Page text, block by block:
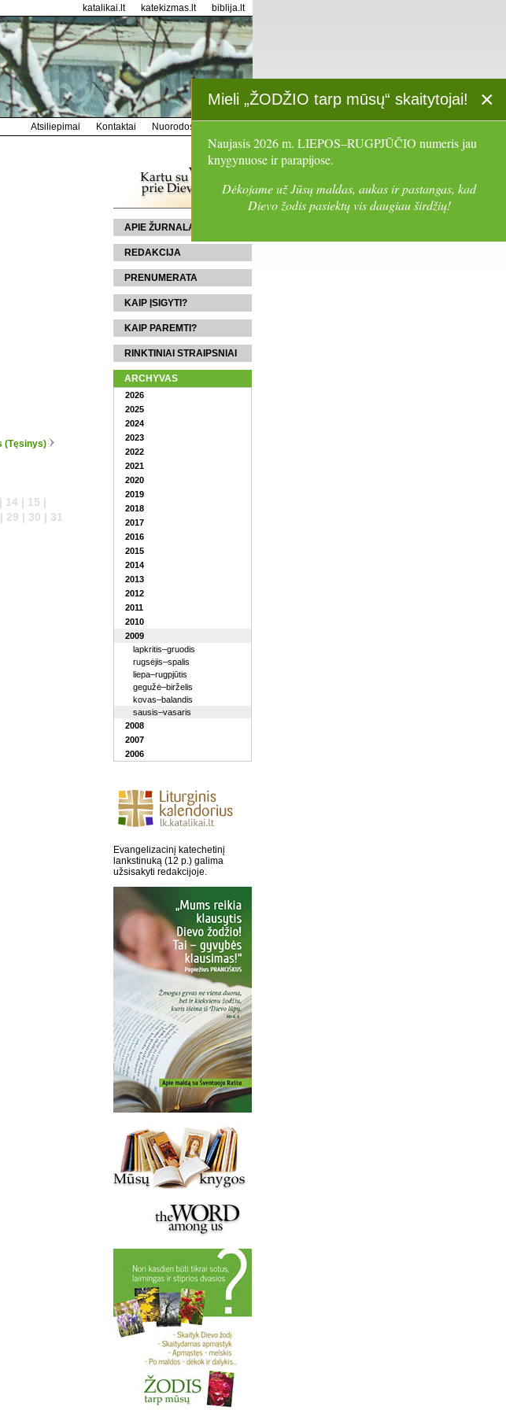
katalikai.lt katekizmas.lt biblija.lt
Atsiliepimai Kontaktai Nuorodos
(Tęsinys)
14 | 15 |
29 | 30 | 31
APIE ŽURNALĄ
REDAKCIJA
PRENUMERATA
KAIP ĮSIGYTI?
KAIP PAREMTI?
RINKTINIAI STRAIPSNIAI
ARCHYVAS
2026
2025
2024
2023
2022
2021
2020
2019
2018
2017
2016
2015
2014
2013
2012
2011
2010
2009
lapkritis–gruodis
rugsėjis–spalis
liepa–rugpjūtis
gegužė–birželis
kovas–balandis
sausis–vasaris
2008
2007
2006
Evangelizacinį katechetinį
lankstinuką (12 p.) galima
užsisakyti redakcijoje.
Mieli „ŽODŽIO tarp mūsų“ skaitytojai! ×
Naujasis 2026 m. LIEPOS–RUGPJŪČIO numeris jau
knygynuose ir parapijose.
Dėkojame už Jūsų maldas, aukas ir pastangas, kad
Dievo žodis pasiektų vis daugiau širdžių!